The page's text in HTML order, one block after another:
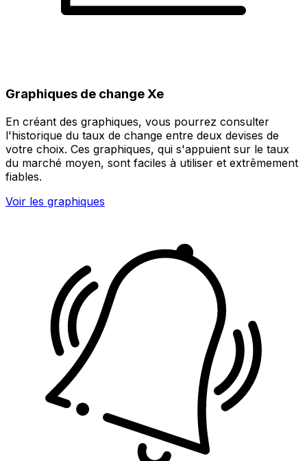
Graphiques de change Xe
En créant des graphiques, vous pourrez consulter
l'historique du taux de change entre deux devises de
votre choix. Ces graphiques, qui s'appuient sur le taux
du marché moyen, sont faciles à utiliser et extrêmement
fiables.
Voir les graphiques